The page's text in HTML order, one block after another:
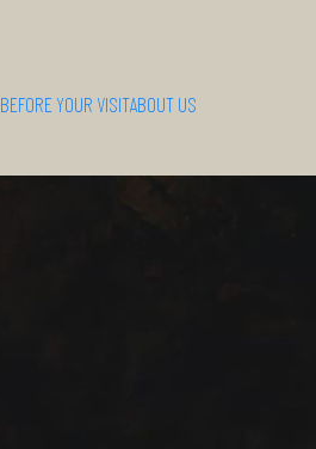
BEFORE YOUR VISITABOUT US